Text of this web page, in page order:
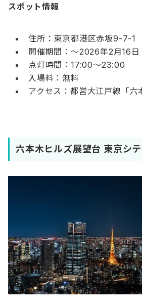
スポット情報
住所：東京都港区赤坂9-7-1
開催期間：〜2026年2月16日
点灯時間：17:00〜23:00
入場料：無料
アクセス：都営大江戸線「六
六本木ヒルズ展望台 東京シ